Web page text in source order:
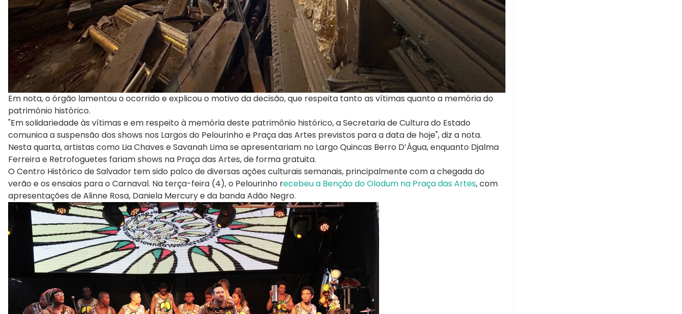
Em nota, o órgão lamentou o ocorrido e explicou o motivo da decisão, que respeita tanto as vítimas quanto a memória do
patrimônio histórico.
"Em solidariedade às vítimas e em respeito à memória deste patrimônio histórico, a Secretaria de Cultura do Estado
comunica a suspensão dos shows nos Largos do Pelourinho e Praça das Artes previstos para a data de hoje", diz a nota.
Nesta quarta, artistas como Lia Chaves e Savanah Lima se apresentariam no Largo Quincas Berro D’Água, enquanto Djalma
Ferreira e Retrofoguetes fariam shows na Praça das Artes, de forma gratuita.
O Centro Histórico de Salvador tem sido palco de diversas ações culturais semanais, principalmente com a chegada do
verão e os ensaios para o Carnaval. Na terça-feira (4), o Pelourinho recebeu a Benção do Olodum na Praça das Artes, com
apresentações de Alinne Rosa, Daniela Mercury e da banda Adão Negro.